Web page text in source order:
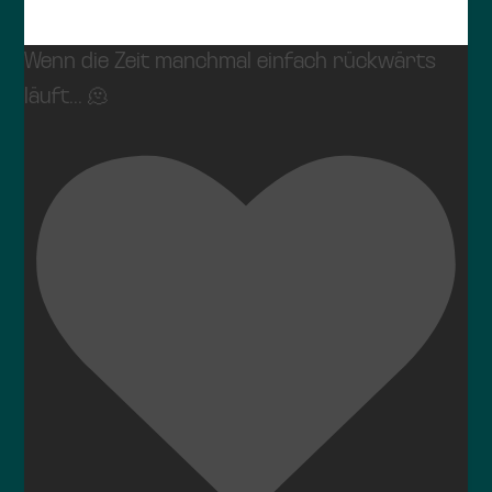
Wenn die Zeit manchmal einfach rückwärts
läuft... 🫠